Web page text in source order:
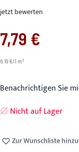
jetzt bewerten
7,79 €
6.19 €/1 m2
Benachrichtigen Sie
Nicht auf Lager
Zur Wunschliste